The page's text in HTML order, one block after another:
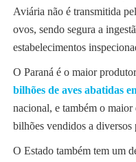
Aviária não é transmitida
ovos, sendo segura a
estabelecimentos
O Paraná é o maior
bilhões de aves abatidas
nacional, e também o
bilhões vendidos a diversos
O Estado também tem um